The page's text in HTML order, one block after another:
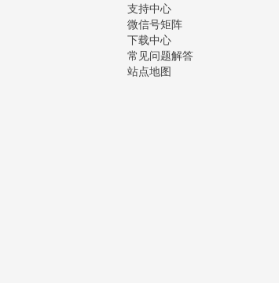
支持中心
微信号矩阵
下载中心
常见问题解答
站点地图